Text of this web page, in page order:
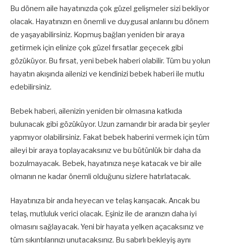
Bu dönem aile hayatınızda çok güzel gelişmeler sizi bekliyor
olacak. Hayatınızın en önemli ve duygusal anlarını bu dönem
de yaşayabilirsiniz. Kopmuş bağları yeniden bir araya
getirmek için elinize çok güzel fırsatlar geçecek gibi
gözüküyor. Bu fırsat, yeni bebek haberi olabilir. Tüm bu yolun
hayatın akışında ailenizi ve kendinizi bebek haberi ile mutlu
edebilirsiniz.
Bebek haberi, ailenizin yeniden bir olmasına katkıda
bulunacak gibi gözüküyor. Uzun zamandır bir arada bir şeyler
yapmıyor olabilirsiniz. Fakat bebek haberini vermek için tüm
aileyi bir araya toplayacaksınız ve bu bütünlük bir daha da
bozulmayacak. Bebek, hayatınıza neşe katacak ve bir aile
olmanın ne kadar önemli olduğunu sizlere hatırlatacak.
Hayatınıza bir anda heyecan ve telaş karışacak. Ancak bu
telaş, mutluluk verici olacak. Eşiniz ile de aranızın daha iyi
olmasını sağlayacak. Yeni bir hayata yelken açacaksınız ve
tüm sıkıntılarınızı unutacaksınız. Bu sabırlı bekleyiş aynı